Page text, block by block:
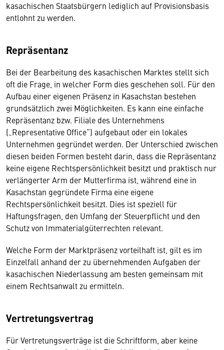
kasachischen Staatsbürgern lediglich auf Provisionsbasis
entlohnt zu werden.
Repräsentanz
Bei der Bearbeitung des kasachischen Marktes stellt sich
oft die Frage, in welcher Form dies geschehen soll. Für den
Aufbau einer eigenen Präsenz in Kasachstan bestehen
grundsätzlich zwei Möglichkeiten. Es kann eine einfache
Repräsentanz bzw. Filiale des Unternehmens
(„Representative Office“) aufgebaut oder ein lokales
Unternehmen gegründet werden. Der Unterschied zwischen
diesen beiden Formen besteht darin, dass die Repräsentanz
keine eigene Rechtspersönlichkeit besitzt und praktisch nur
verlängerter Arm der Mutterfirma ist, während eine in
Kasachstan gegründete Firma eine eigene
Rechtspersönlichkeit besitzt. Dies ist speziell für
Haftungsfragen, den Umfang der Steuerpflicht und den
Schutz von Immaterialgüterrechten relevant.
Welche Form der Marktpräsenz vorteilhaft ist, gilt es im
Einzelfall anhand der zu übernehmenden Aufgaben der
kasachischen Niederlassung am besten gemeinsam mit
einem Rechtsanwalt zu ermitteln.
Vertretungsvertrag
Für Vertretungsverträge ist die Schriftform, aber keine